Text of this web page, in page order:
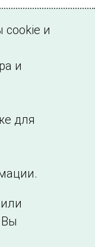
cookie и
и
для
Вы